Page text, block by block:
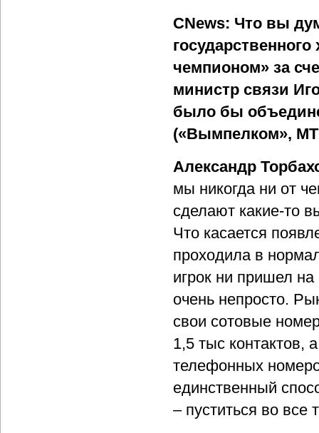
CNews: Что вы
чемпионом» за
министр связи
было бы
(«Вымпелком»,
Александр
мы никогда ни от
сделают какие-то
Что касается
проходила в
игрок ни пришел
очень непросто.
свои сотовые
1,5 тыс контактов,
телефонных
единственный
– пуститься во все